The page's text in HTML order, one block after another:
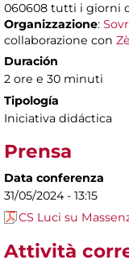
060608 tutti i giorni
Organizzazione:
collaborazione con
Duración
2 ore e 30 minuti
Tipología
Iniciativa didáctica
Prensa
Data conferenza
31/05/2024 - 13:15
CS Luci su
Attività